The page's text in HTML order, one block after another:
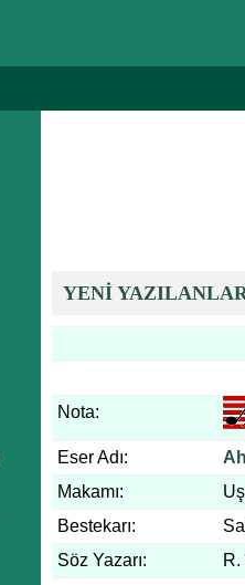
YENİ
Nota:
Eser Adı:
Makamı:
Bestekarı:
Söz Yazarı:
R.